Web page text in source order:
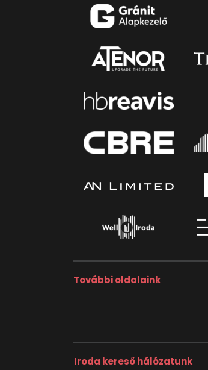
További oldalaink
Iroda kereső hálózatunk